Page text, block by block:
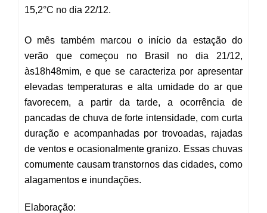
15,2°C no dia 22/12.
O mês também marcou o início da estação do
verão que começou no Brasil no dia 21/12,
às18h48mim, e que se caracteriza por apresentar
elevadas temperaturas e alta umidade do ar que
favorecem, a partir da tarde, a ocorrência de
pancadas de chuva de forte intensidade, com curta
duração e acompanhadas por trovoadas, rajadas
de ventos e ocasionalmente granizo. Essas chuvas
comumente causam transtornos das cidades, como
alagamentos e inundações.
Elaboração: